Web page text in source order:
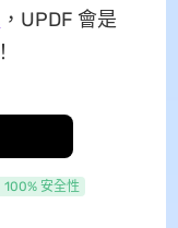
，UPDF 會是
100% 安全性